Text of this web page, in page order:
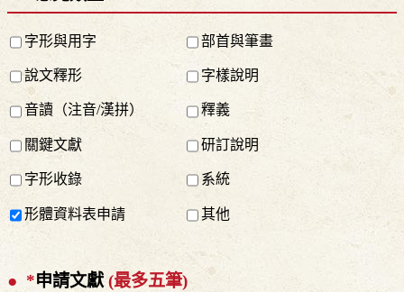
字形與用字 部首與筆畫
說文釋形 字樣說明
音讀（注音/漢拼） 釋義
關鍵文獻 研訂說明
字形收錄 系統
形體資料表申請 其他
*申請文獻(最多五筆)